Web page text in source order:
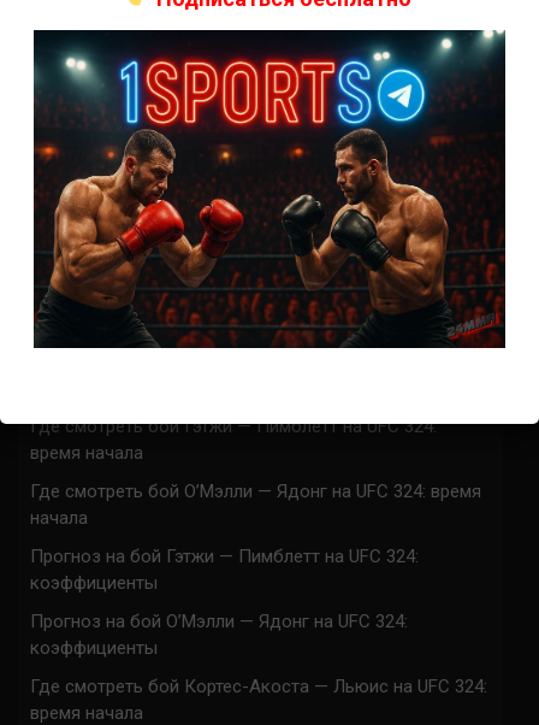
СВЕЖИЕ ЗАПИСИ
ACA 200 прямая трансляция
Марафон боев UFC 325 прямая трансляция
UFC 324 прямая трансляция
Где смотреть бой Гэтжи — Пимблетт на UFC 324:
время начала
Где смотреть бой О’Мэлли — Ядонг на UFC 324: время
начала
Прогноз на бой Гэтжи — Пимблетт на UFC 324:
коэффициенты
Прогноз на бой О’Мэлли — Ядонг на UFC 324:
коэффициенты
Где смотреть бой Кортес-Акоста — Льюис на UFC 324:
время начала